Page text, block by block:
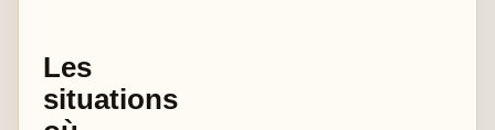
Les
situations